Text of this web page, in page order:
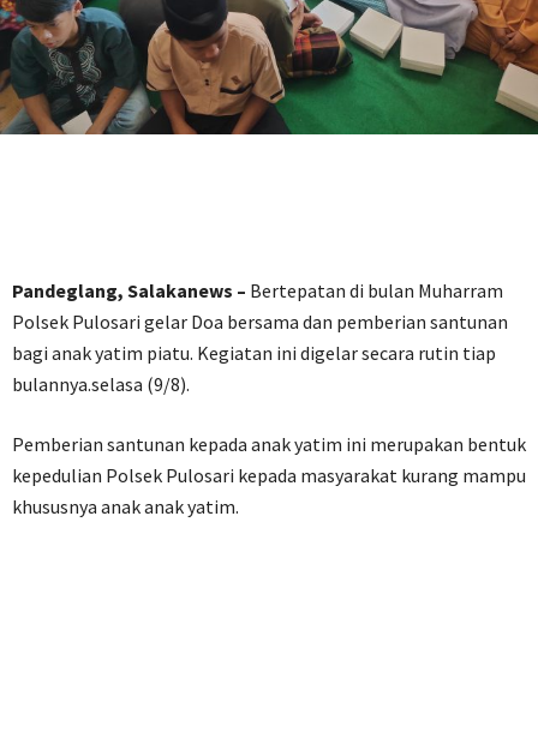
Pandeglang, Salakanews – Bertepatan di bulan Muharram
Polsek Pulosari gelar Doa bersama dan pemberian santunan
bagi anak yatim piatu. Kegiatan ini digelar secara rutin tiap
bulannya.selasa (9/8).
Pemberian santunan kepada anak yatim ini merupakan bentuk
kepedulian Polsek Pulosari kepada masyarakat kurang mampu
khususnya anak anak yatim.